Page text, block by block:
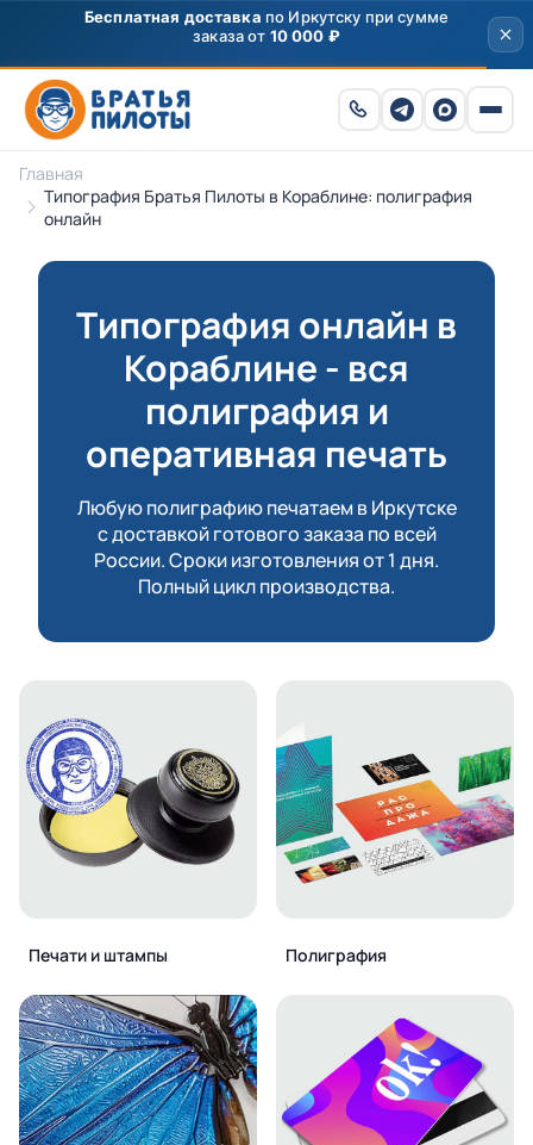
Главная
Типография Братья Пилоты в Кораблине: полиграфия
онлайн
Типография онлайн в
Кораблине - вся
полиграфия и
оперативная печать
Любую полиграфию печатаем в Иркутске
с доставкой готового заказа по всей
России. Сроки изготовления от 1 дня.
Полный цикл производства.
Печати и штампы Полиграфия